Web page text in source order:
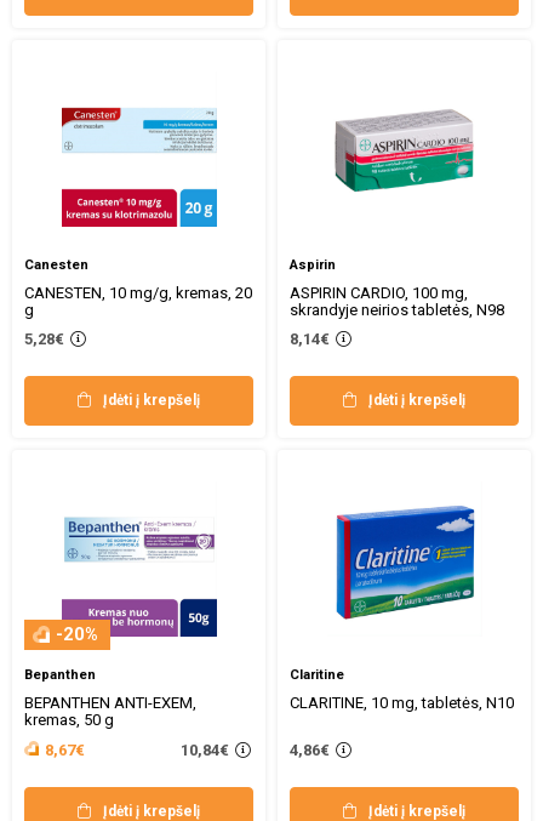
Canesten
CANESTEN, 10 mg/g, kremas, 20
g
5,28€
Įdėti į krepšelį
Aspirin
ASPIRIN CARDIO, 100 mg,
skrandyje neirios tabletės, N98
8,14€
Įdėti į krepšelį
-20%
Bepanthen
BEPANTHEN ANTI-EXEM,
kremas, 50 g
8,67€
10,84€
Įdėti į krepšelį
Claritine
CLARITINE, 10 mg, tabletės, N10
4,86€
Įdėti į krepšelį